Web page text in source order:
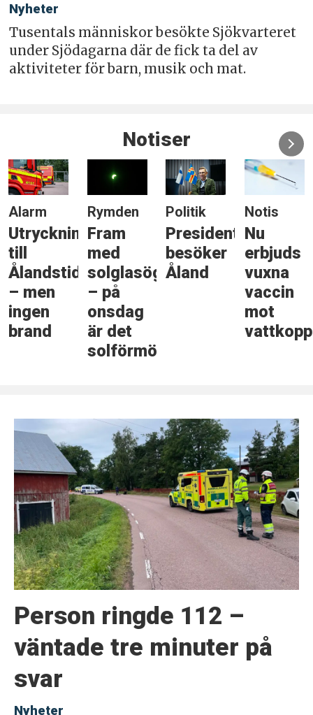
Nyheter
Tusentals människor besökte Sjökvarteret
under Sjödagarna där de fick ta del av
aktiviteter för barn, musik och mat.
Notiser
Alarm
Utryckning
till
Ålandstidningen
– men
ingen
brand
Rymden
Fram
med
solglasögonen
– på
onsdag
är det
solförmörkelse
Politik
Presidenten
besöker
Åland
Notis
Nu
erbjuds
vuxna
vaccin
mot
Person ringde 112 –
väntade tre minuter på
svar
Nyheter